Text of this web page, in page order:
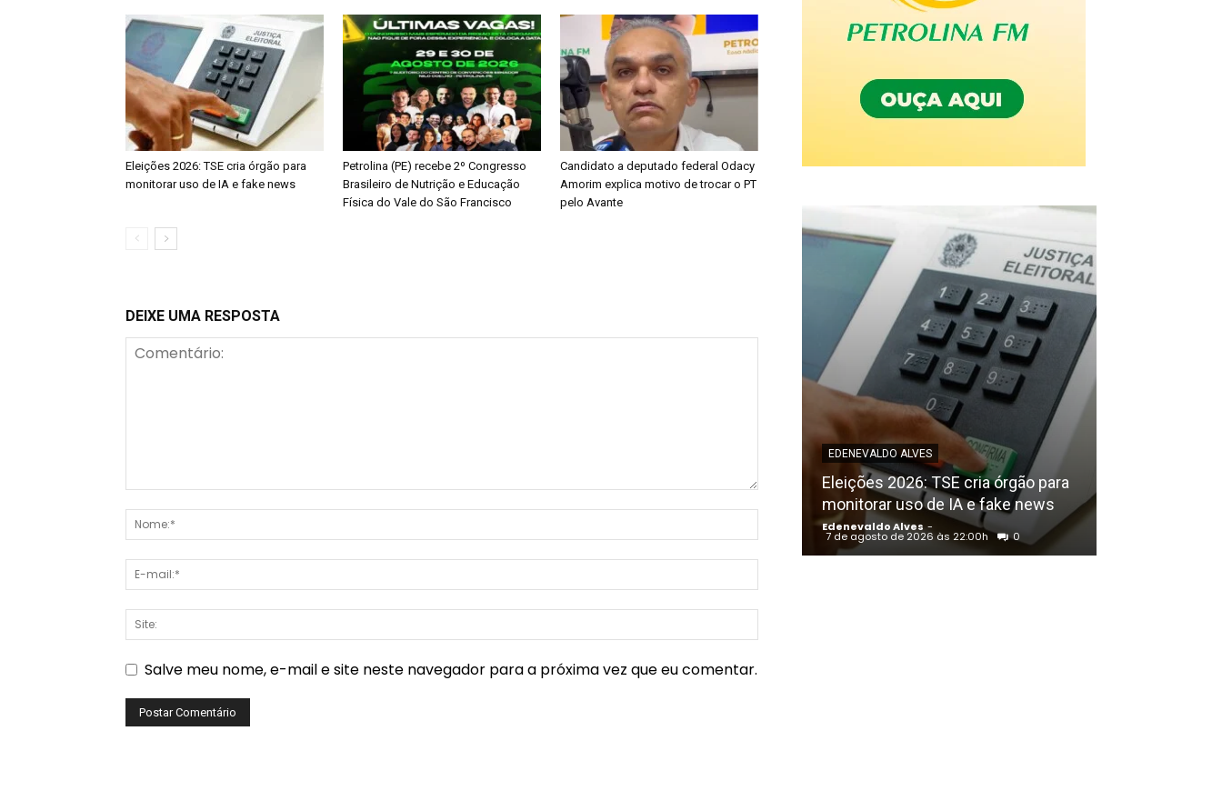
Eleições 2026: TSE cria órgão para
monitorar uso de IA e fake news
Petrolina (PE) recebe 2º Congresso
Brasileiro de Nutrição e Educação
Física do Vale do São Francisco
Candidato a deputado federal Odacy
Amorim explica motivo de trocar o PT
pelo Avante
DEIXE UMA RESPOSTA
Salve meu nome, e-mail e site neste navegador para a próxima vez que eu comentar.
EDENEVALDO ALVES
Eleições 2026: TSE cria órgão para
monitorar uso de IA e fake news
Edenevaldo Alves -
7 de agosto de 2026 às 22:00h 0